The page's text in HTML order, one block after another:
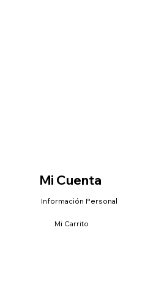
Mi Cuenta
Información Personal
Mi Carrito